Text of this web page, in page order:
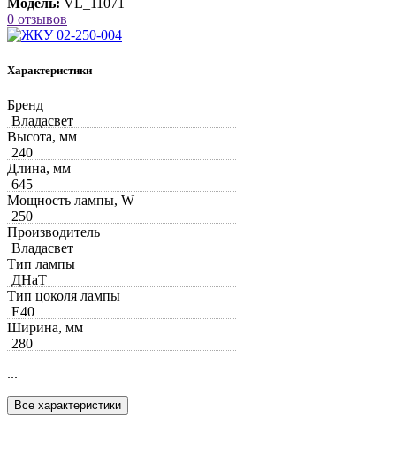
Модель: VL_11071
0 отзывов
Характеристики
Бренд
Владасвет
Высота, мм
240
Длина, мм
645
Мощность лампы, W
250
Производитель
Владасвет
Тип лампы
ДНаТ
Тип цоколя лампы
Е40
Ширина, мм
280
...
Все характеристики